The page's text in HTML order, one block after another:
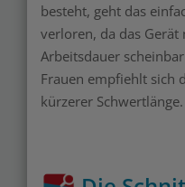
besteht, geht das
verloren, da das
Arbeitsdauer
Frauen empfiehlt sich
kürzerer Schwertlänge.